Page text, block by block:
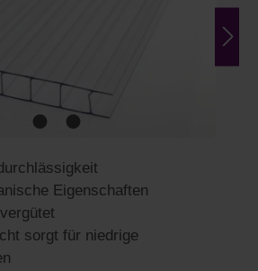
Eigenschaften
sorgt für niedrige